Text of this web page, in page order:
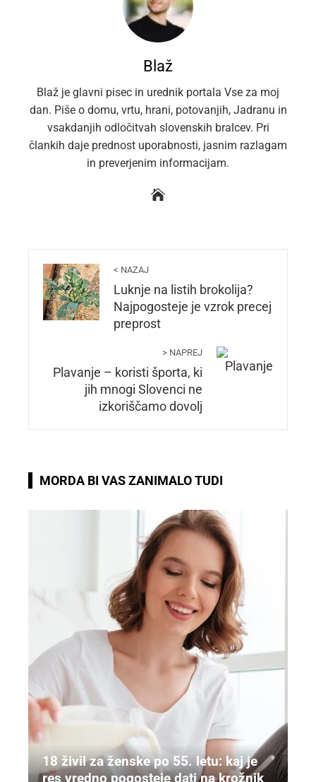
Blaž
Blaž je glavni pisec in urednik portala Vse za moj
dan. Piše o domu, vrtu, hrani, potovanjih, Jadranu in
vsakdanjih odločitvah slovenskih bralcev. Pri
člankih daje prednost uporabnosti, jasnim razlagam
in preverjenim informacijam.
< NAZAJ
Luknje na listih brokolija?
Najpogosteje je vzrok precej
preprost
> NAPREJ
Plavanje – koristi športa, ki
jih mnogi Slovenci ne
izkoriščamo dovolj
MORDA BI VAS ZANIMALO TUDI
18 živil za ženske po 55. letu: kaj je
res vredno pogosteje dati na krožnik